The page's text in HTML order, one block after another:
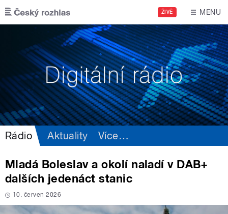
Přejít k hlavnímu obsahu
ŽIVĚ MENU
Rádio Aktuality Více…
Mladá Boleslav a okolí naladí v DAB+
dalších jedenáct stanic
10. červen 2026